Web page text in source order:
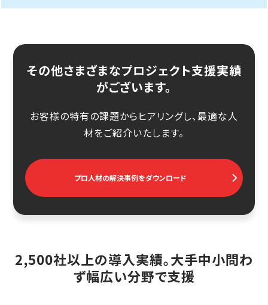
その他さまざまなプロジェクト支援実績
がございます。
お客様の特有の課題からヒアリングし、最適な人
材をご紹介いたします。
プロ人材の解決事例をダウンロード
2,500社以上の導入実績。大手中小問わ
ず幅広い分野で支援